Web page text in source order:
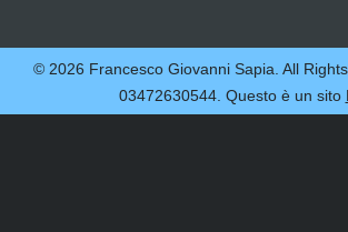
© 2026 Francesco Giovanni Sapia. All
03472630544. Questo è un sito